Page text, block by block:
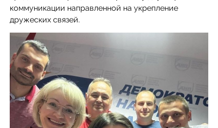
коммуникации направленной на укрепление
дружеских связей.